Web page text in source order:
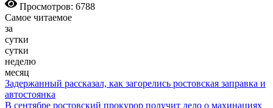
Просмотров: 6788
Самое читаемое
за
сутки
сутки
неделю
месяц
Задержанный рассказал, как загорелись ростовская заправка и
автостоянка
В сентябре ростовский прокурор получит дело о махинациях